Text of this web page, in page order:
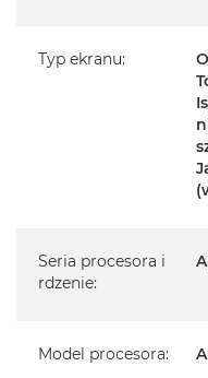
iPhone jest nowy
pochodzi od
Posiada pełną,
serwisowym Apple
Posiada system
Typ ekranu:
Seria procesora i
rdzenie:
Model procesora: